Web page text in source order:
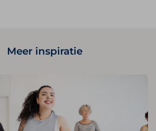
Meer inspiratie